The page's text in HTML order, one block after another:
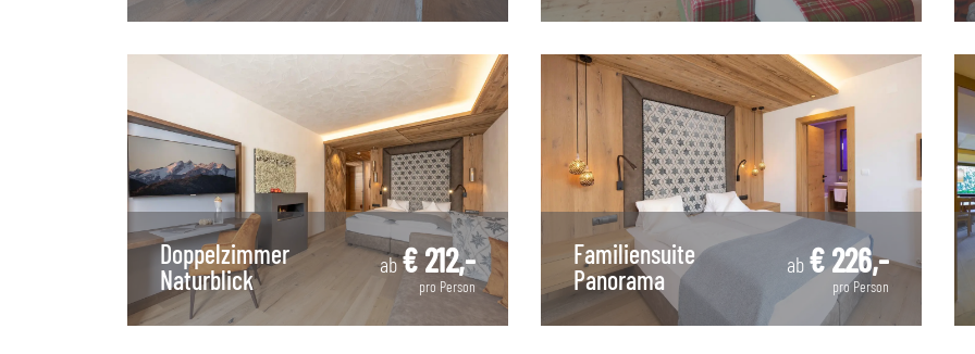
Doppelzimmer
Naturblick
ab€ 212,-
pro Person
Familiensuite
Panorama
ab € 226,-
pro Person